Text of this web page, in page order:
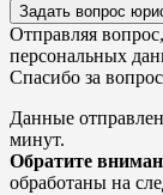
Задать вопрос
Отправляя
персональных
Спасибо за вопрос
Данные
минут.
Обратите
обработаны на